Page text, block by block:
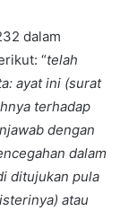
dalam
“telah
ayat ini (surat
terhadap
dengan
dalam
ditujukan pula
atau